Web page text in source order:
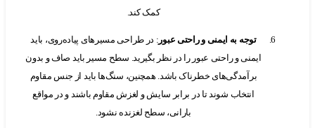
توجه به ایمنی و راحتی عبور : در طراحی مسیرهای پیاده‌روی، باید
ایمنی و راحتی عبور را در نظر بگیرید. سطح مسیر باید صاف و بدون
برآمدگی‌های خطرناک باشد. همچنین، سنگ‌ها باید از جنس مقاوم
انتخاب شوند تا در برابر سایش و لغزش مقاوم باشند و در مواقع
بارانی، سطح لغزنده نشود.